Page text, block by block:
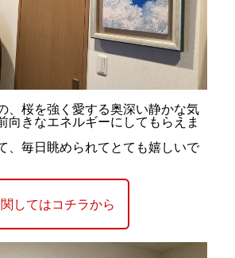
、桜を強く愛する奥深い静かな気
向きなエネルギーにしてもらえま
、毎日眺められてとても嬉しいで
してはコチラから